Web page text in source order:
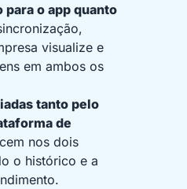
para o app quanto
visualize e
em ambos os
tanto pelo
de
nos dois
o histórico e a